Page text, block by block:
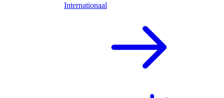
Internationaal